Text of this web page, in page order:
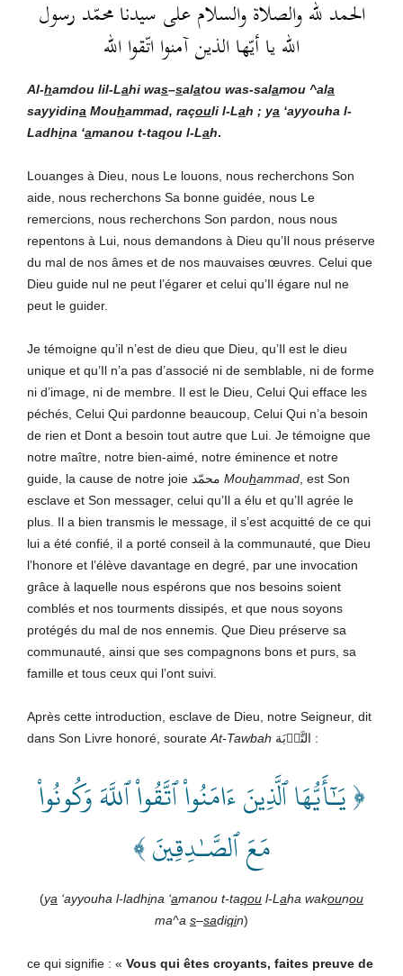
الحمد لله والصلاة والسلام على سيدنا محمّد رسول
الله يا أيّها الذين آمنوا اتّقوا الله
Al-hamdou lil-Lahi was–salatou was-salamou ^ala
sayyidina Mouhammad, raçouli l-Lah ; ya ‘ayyouha l-
Ladhina ‘amanou t-taqou l-Lah.
Louanges à Dieu, nous Le louons, nous recherchons Son
aide, nous recherchons Sa bonne guidée, nous Le
remercions, nous recherchons Son pardon, nous nous
repentons à Lui, nous demandons à Dieu qu’Il nous préserve
du mal de nos âmes et de nos mauvaises œuvres. Celui que
Dieu guide nul ne peut l’égarer et celui qu’Il égare nul ne
peut le guider.
Je témoigne qu’il n’est de dieu que Dieu, qu’Il est le dieu
unique et qu’Il n’a pas d’associé ni de semblable, ni de forme
ni d’image, ni de membre. Il est le Dieu, Celui Qui efface les
péchés, Celui Qui pardonne beaucoup, Celui Qui n’a besoin
de rien et Dont a besoin tout autre que Lui. Je témoigne que
notre maître, notre bien-aimé, notre éminence et notre
Mouhammad , est Son
esclave et Son messager, celui qu’Il a élu et qu’Il agrée le
plus. Il a bien transmis le message, il s’est acquitté de ce qui
lui a été confié, il a porté conseil à la communauté, que Dieu
l’honore et l’élève davantage en degré, par une invocation
grâce à laquelle nous espérons que nos besoins soient
comblés et nos tourments dissipés, et que nous soyons
protégés du mal de nos ennemis. Que Dieu préserve sa
communauté, ainsi que ses compagnons bons et purs, sa
famille et tous ceux qui l’ont suivi.
Après cette introduction, esclave de Dieu, notre Seigneur, dit
dans Son Livre honoré, sourate At-Tawbah التَّوۡبَة :
﴿ يَـٰٓأَيُّهَا ٱلَّذِينَ ءَامَنُواْ ٱتَّقُواْ ٱللَّهَ وَكُونُواْ
مَعَ ٱلصَّـٰدِقِينَ ﴾
(ya ‘ayyouha l-ladhina ‘amanou t-taqou l-L aha wakounou
ma^a s–sadiqin)
ce qui signifie : « Vous qui êtes croyants, faites preuve de